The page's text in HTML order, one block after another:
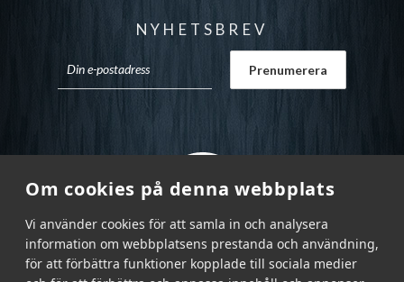
Om cookies på denna webbplats
Vi använder cookies för att samla in och analysera
information om webbplatsens prestanda och användning,
för att förbättra funktioner kopplade till sociala medier
NYHETSBREV